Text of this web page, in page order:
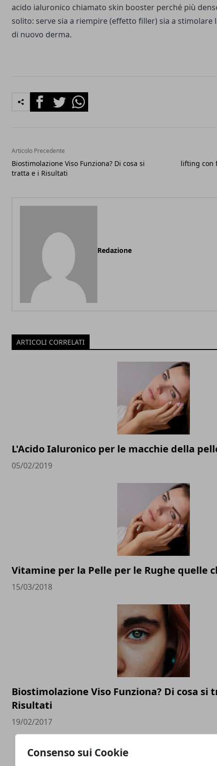
Consenso sui Cookie
acido ialuronico chiamato skin booster perché più
solito: serve sia a riempire (effetto filler) sia a stimolare
di nuovo derma.
FacebookTwitterWhatsapp
Articolo Precedente
Biostimolazione Viso Funziona? Di cosa si
tratta e i Risultati
lifting con
Redazione
ARTICOLI CORRELATI
L'Acido Ialuronico per le macchie della
05/02/2019
Vitamine per la Pelle per le Rughe quelle
15/03/2018
Biostimolazione Viso Funziona? Di cosa si
Risultati
19/02/2017